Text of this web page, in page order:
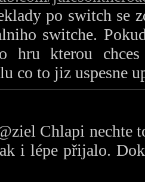
po switch se
switche.
hru kterou
co to jiz uspesne
Chlapi nechte
i lépe přijalo.